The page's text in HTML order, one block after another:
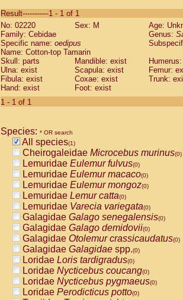
CebidaeSaguinus labiatus(0)
Cebidae Saguinus leucopus (0)
Cebidae
CebidaeSaguinus mystax
Cebidae Saguinus nigricollis (0)
Cebidae Saguinus oedipus
Cebidae Saguinus weddelli
Cebidae Saguinusspp.
Cebidae
CebidaeCebus capucinus
CebidaeCebus nigrivittatus
CebidaeCebus spp.(0)
CebidaeSaimiri boliviensis(0)
CebidaeSaimiri sciureus(0)
AtelidaeAlouatta caraya(0)
AtelidaeAlouatta fusca(0)
AtelidaeAlouatta seniculus(0)
AtelidaeAlouattaspp.(0)
AtelidaeAteles belzebuth(0)
AtelidaeAteles geoffroyi(0)
AtelidaeAteles paniscus(0)
AtelidaeAtelesspp.(0)
AtelidaeLagothrix lagothricha(0)
AtelidaeLagothrix lagothricha cana
PitheciidaeCacajao calvus
Result-----------1 - 1 of 1
No: 02220
Sex: M
Age:
Family: Cebidae
Genus:
Specific name: oedipus
Name: Cotton-top Tamarin
Skull: parts
Mandible: exist
Ulna: exist
Scapula: exist
Femur:
Fibula: exist
Coxae: exist
Trunk:
Hand: exist
Foot: exist
1 - 1 of 1
Species: * OR search
All species(1)
Cheirogaleidae Microcebus murinus(0)
Lemuridae Eulemur fulvus(0)
Lemuridae Eulemur macaco(0)
Lemuridae Eulemur mongoz(0)
Lemuridae Lemur catta(0)
Lemuridae Varecia variegata(0)
Galagidae Galago senegalensis(0)
Galagidae Galago demidovii(0)
Galagidae Otolemur crassicaudatus(0)
Galagidae Galagidae spp.(0)
Loridae Loris tardigradus(0)
Loridae Nycticebus coucang(0)
Loridae Nycticebus pygmaeus(0)
Loridae Perodicticus potto(0)